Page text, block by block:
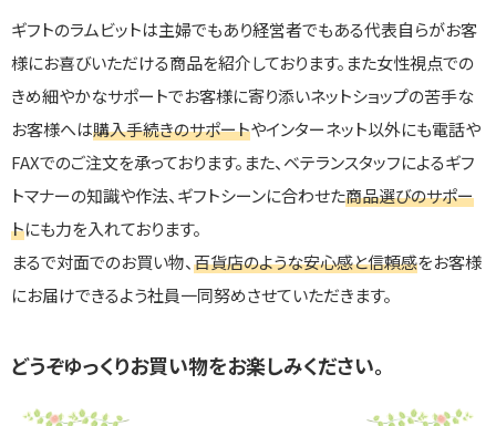
ギフトのラムビットは主婦でもあり経営者でもある代表自らがお客
様にお喜びいただける商品を紹介しております。また女性視点での
きめ細やかなサポートでお客様に寄り添いネットショップの苦手な
お客様へは購入手続きのサポートやインターネット以外にも電話や
FAXでのご注文を承っております。また、ベテランスタッフによるギフ
トマナーの知識や作法、ギフトシーンに合わせた商品選びのサポー
トにも力を入れております。
まるで対面でのお買い物、百貨店のような安心感と信頼感をお客様
にお届けできるよう社員一同努めさせていただきます。
どうぞゆっくりお買い物をお楽しみください。